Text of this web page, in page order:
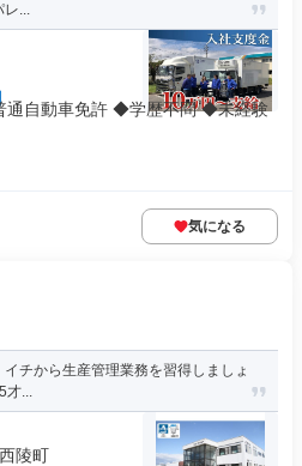
レ...
通自動車免許 ◆学歴不問 ◆未経験
気になる
チから生産管理業務を習得しましょ
才...
陵町